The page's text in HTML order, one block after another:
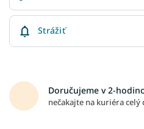
Strážiť
Doručujeme v 2-
nečakajte na kuriéra celý